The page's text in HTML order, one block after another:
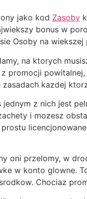
jako kod Zasoby
bonus w
Osoby na
na ktorych
promocji
kazdej
jednym z nich jest
i mozesz
oni przelomy, w
w konto glowne.
Chociaz